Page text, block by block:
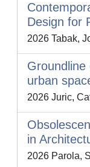
Design for
2026 Tabak,
urban
2026 Juric,
in
2026 Parola,